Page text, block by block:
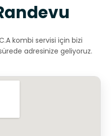
kombi servisi için bizi
adresinize geliyoruz.